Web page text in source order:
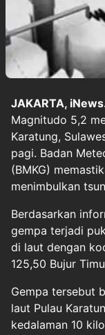
JAKARTA,
Magnitudo 5,2
Karatung,
pagi. Badan
(BMKG)
menimbulkan
Berdasarkan
gempa terjadi
di laut dengan
125,50 Bujur
Gempa tersebut
laut Pulau
kedalaman 10